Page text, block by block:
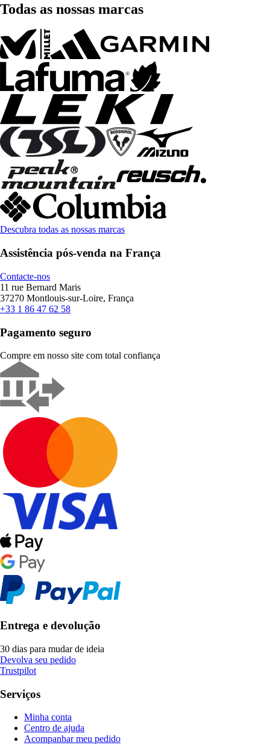
Todas as nossas marcas
Descubra todas as nossas marcas
Assistência pós-venda na França
Contacte-nos
11 rue Bernard Maris
37270 Montlouis-sur-Loire, França
+33 1 86 47 62 58
Pagamento seguro
Compre em nosso site com total confiança
Entrega e devolução
30 dias para mudar de ideia
Devolva seu pedido
Trustpilot
Serviços
Minha conta
Centro de ajuda
Acompanhar meu pedido